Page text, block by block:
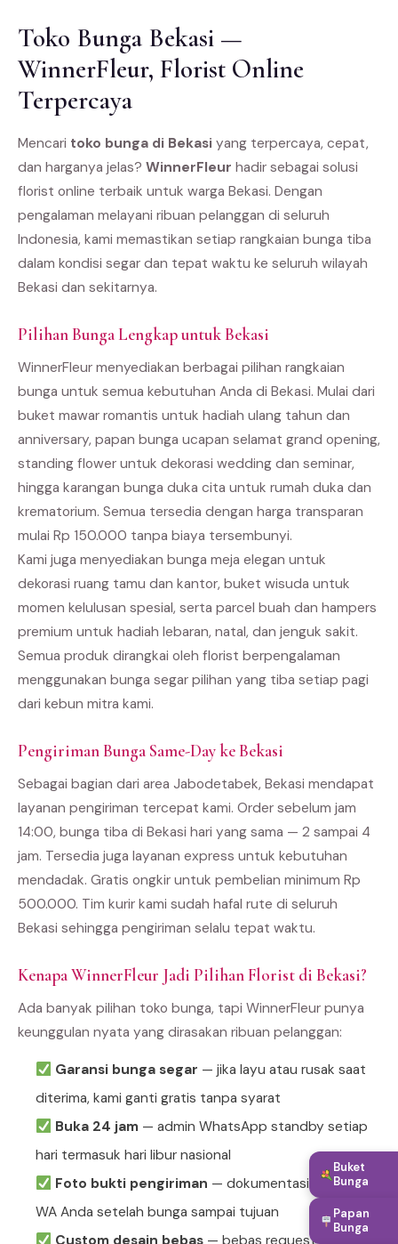
Toko Bunga Bekasi —
WinnerFleur, Florist Online
Terpercaya
Mencari toko bunga di Bekasi yang terpercaya, cepat,
dan harganya jelas? WinnerFleur hadir sebagai solusi
florist online terbaik untuk warga Bekasi. Dengan
pengalaman melayani ribuan pelanggan di seluruh
Indonesia, kami memastikan setiap rangkaian bunga tiba
dalam kondisi segar dan tepat waktu ke seluruh wilayah
Bekasi dan sekitarnya.
Pilihan Bunga Lengkap untuk Bekasi
WinnerFleur menyediakan berbagai pilihan rangkaian
bunga untuk semua kebutuhan Anda di Bekasi. Mulai dari
buket mawar romantis untuk hadiah ulang tahun dan
anniversary, papan bunga ucapan selamat grand opening,
standing flower untuk dekorasi wedding dan seminar,
hingga karangan bunga duka cita untuk rumah duka dan
krematorium. Semua tersedia dengan harga transparan
mulai Rp 150.000 tanpa biaya tersembunyi.
Kami juga menyediakan bunga meja elegan untuk
dekorasi ruang tamu dan kantor, buket wisuda untuk
momen kelulusan spesial, serta parcel buah dan hampers
premium untuk hadiah lebaran, natal, dan jenguk sakit.
Semua produk dirangkai oleh florist berpengalaman
menggunakan bunga segar pilihan yang tiba setiap pagi
dari kebun mitra kami.
Pengiriman Bunga Same-Day ke Bekasi
Sebagai bagian dari area Jabodetabek, Bekasi mendapat
layanan pengiriman tercepat kami. Order sebelum jam
14:00, bunga tiba di Bekasi hari yang sama — 2 sampai 4
jam. Tersedia juga layanan express untuk kebutuhan
mendadak. Gratis ongkir untuk pembelian minimum Rp
500.000. Tim kurir kami sudah hafal rute di seluruh
Bekasi sehingga pengiriman selalu tepat waktu.
Kenapa WinnerFleur Jadi Pilihan Florist di Bekasi?
Ada banyak pilihan toko bunga, tapi WinnerFleur punya
keunggulan nyata yang dirasakan ribuan pelanggan:
Garansi bunga segar — jika layu atau rusak saat
diterima, kami ganti gratis tanpa syarat
Buka 24 jam— admin WhatsApp standby setiap
hari termasuk hari libur nasional
Foto bukti pengiriman — dokumentasi dikirim ke
WA Anda setelah bunga sampai tujuan
Buket
Bunga
Papan
Bunga